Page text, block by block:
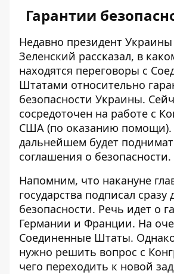
Гарантии
Недавно президент
Зеленский рассказал, в
находятся переговоры с
Штатами относительно
безопасности Украины.
сосредоточен на работе с
США (по оказанию помощи).
дальнейшем будет
соглашения о безопасности.
Напомним, что накануне
государства подписал сразу
безопасности. Речь идет о
Германии и Франции. На
Соединенные Штаты.
нужно решить вопрос с
чего переходить к новой